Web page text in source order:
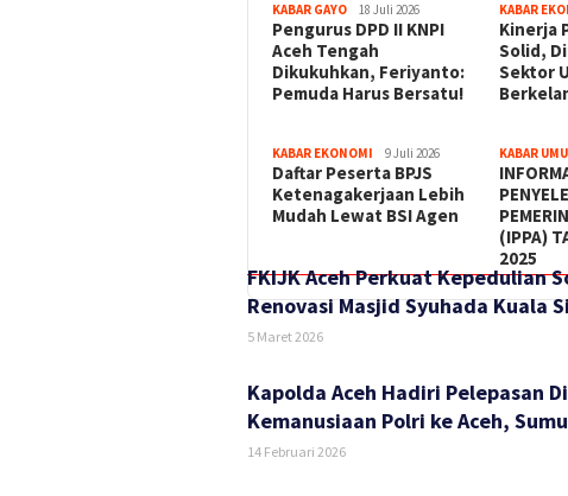
KABAR GAYO 18 Juli 2026
‎Pengurus DPD II KNPI
Aceh Tengah
Dikukuhkan, Feriyanto:
Pemuda Harus Bersatu!
KABAR
Kinerja
Solid,
Sektor
KABAR EKONOMI 9 Juli 2026
Daftar Peserta BPJS
Ketenagakerjaan Lebih
Mudah Lewat BSI Agen
KABAR
(IPPA)
2025
FKIJK Aceh Perkuat Kepedulian
Renovasi Masjid Syuhada Kuala
5 Maret 2026
Kapolda Aceh Hadiri Pelepasan
Kemanusiaan Polri ke Aceh,
14 Februari 2026